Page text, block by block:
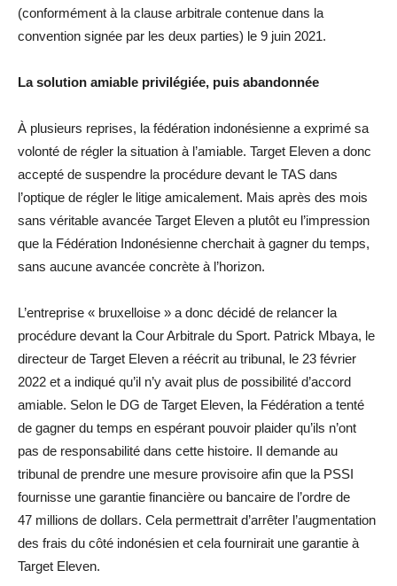
(conformément à la clause arbitrale contenue dans la
convention signée par les deux parties) le 9 juin 2021.
La solution amiable privilégiée, puis abandonnée
À plusieurs reprises, la fédération indonésienne a exprimé sa
volonté de régler la situation à l’amiable. Target Eleven a donc
accepté de suspendre la procédure devant le TAS dans
l’optique de régler le litige amicalement. Mais après des mois
sans véritable avancée Target Eleven a plutôt eu l’impression
que la Fédération Indonésienne cherchait à gagner du temps,
sans aucune avancée concrète à l’horizon.
L’entreprise « bruxelloise » a donc décidé de relancer la
procédure devant la Cour Arbitrale du Sport. Patrick Mbaya, le
directeur de Target Eleven a réécrit au tribunal, le 23 février
2022 et a indiqué qu’il n’y avait plus de possibilité d’accord
amiable. Selon le DG de Target Eleven, la Fédération a tenté
de gagner du temps en espérant pouvoir plaider qu’ils n’ont
pas de responsabilité dans cette histoire. Il demande au
tribunal de prendre une mesure provisoire afin que la PSSI
fournisse une garantie financière ou bancaire de l’ordre de
47 millions de dollars. Cela permettrait d’arrêter l’augmentation
des frais du côté indonésien et cela fournirait une garantie à
Target Eleven.